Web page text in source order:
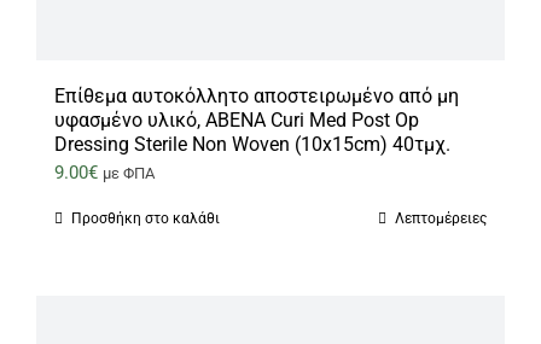
Επίθεμα αυτοκόλλητο αποστειρωμένο από μη
υφασμένο υλικό, ABENA Curi Med Post Op
Dressing Sterile Non Woven (10x15cm) 40τμχ.
9.00€ με ΦΠΑ
Προσθήκη στο καλάθι Λεπτομέρειες